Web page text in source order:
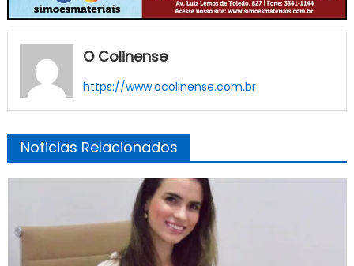
O Colinense
https://www.ocolinense.com.br
Noticias Relacionados